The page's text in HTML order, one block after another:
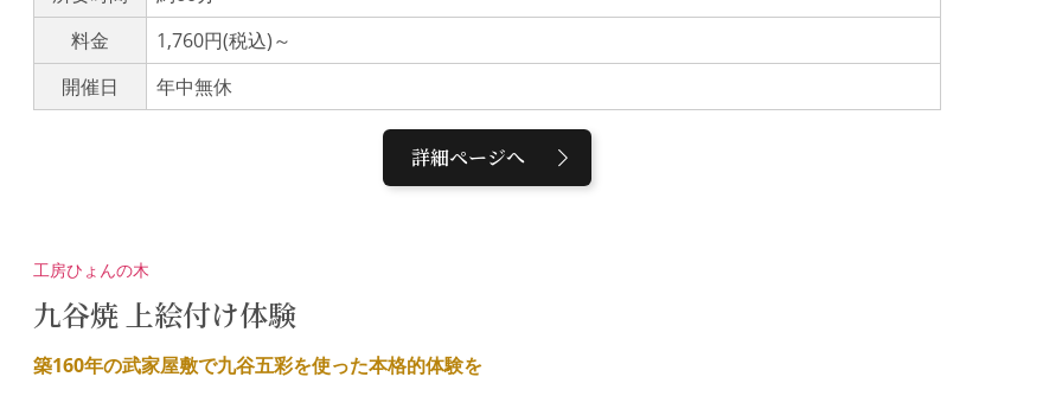
んか。ひがし茶屋街から徒歩3分、駐車場あり。 ひがし茶屋街観光と併せてご利用ください♪体験料金は
1,760円～。メニューは10種類。リーズナブルでお気軽に金箔貼り体験を楽しめます。小さなお子様から大
人の方まで簡単にお楽しみ頂けます。(カッターを使いますので、お子様が使う際は保護者の方がお手伝い
をお願いします。)マスキングテープを使ってオリジナルデザインで作成することができます。細かい作業
買い物10％引クーポンをプレゼント！体験後は、店内にて金箔のお土産さがしをお楽しみください♪また、
体験工房では箔移しの作業や金箔貼りの作業などをご見学頂くことができます。中々見られない貴重な瞬
料金
1,760円(税込)～
開催日
年中無休
詳細ページへ
九谷焼 上絵付け体験
工房ひょんの木
築160年の武家屋敷で九谷五彩を使った本格的体験を